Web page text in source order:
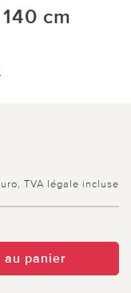
cm
TVA légale incluse
au panier